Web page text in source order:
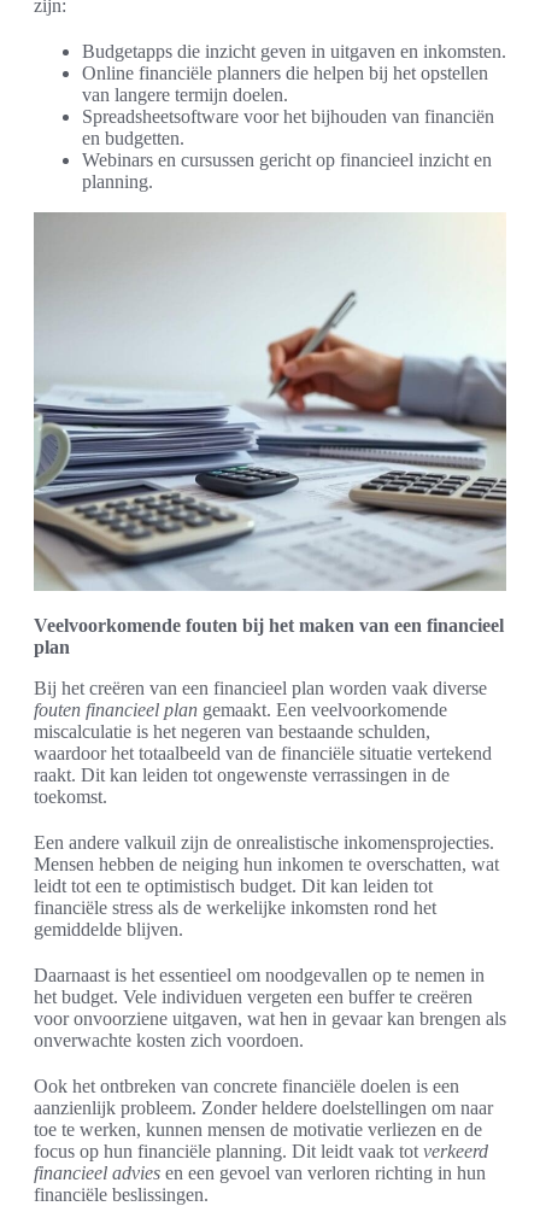
zijn:
Budgetapps die inzicht geven in uitgaven en inkomsten.
Online financiële planners die helpen bij het opstellen
van langere termijn doelen.
Spreadsheetsoftware voor het bijhouden van financiën
en budgetten.
Webinars en cursussen gericht op financieel inzicht en
planning.
Veelvoorkomende fouten bij het maken van een financieel
plan
Bij het creëren van een financieel plan worden vaak diverse
fouten financieel plan gemaakt. Een veelvoorkomende
miscalculatie is het negeren van bestaande schulden,
waardoor het totaalbeeld van de financiële situatie vertekend
raakt. Dit kan leiden tot ongewenste verrassingen in de
toekomst.
Een andere valkuil zijn de onrealistische inkomensprojecties.
Mensen hebben de neiging hun inkomen te overschatten, wat
leidt tot een te optimistisch budget. Dit kan leiden tot
financiële stress als de werkelijke inkomsten rond het
gemiddelde blijven.
Daarnaast is het essentieel om noodgevallen op te nemen in
het budget. Vele individuen vergeten een buffer te creëren
voor onvoorziene uitgaven, wat hen in gevaar kan brengen als
onverwachte kosten zich voordoen.
Ook het ontbreken van concrete financiële doelen is een
aanzienlijk probleem. Zonder heldere doelstellingen om naar
toe te werken, kunnen mensen de motivatie verliezen en de
focus op hun financiële planning. Dit leidt vaak tot verkeerd
financieel advies en een gevoel van verloren richting in hun
financiële beslissingen.